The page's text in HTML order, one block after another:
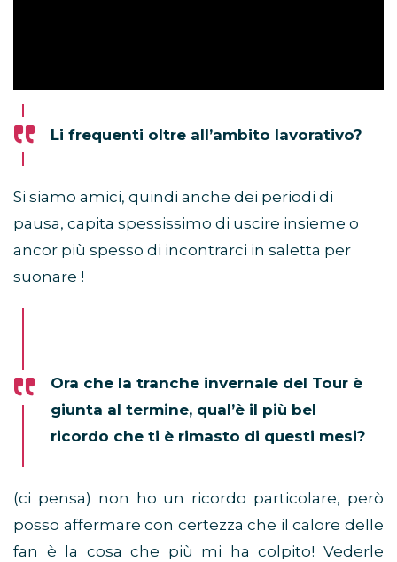
Li frequenti oltre all’ambito lavorativo?
Si siamo amici, quindi anche dei periodi di
pausa, capita spessissimo di uscire insieme o
ancor più spesso di incontrarci in saletta per
suonare !
Ora che la tranche invernale del Tour è
giunta al termine, qual’è il più bel
ricordo che ti è rimasto di questi mesi?
(ci pensa) non ho un ricordo particolare, però
posso affermare con certezza che il calore delle
fan è la cosa che più mi ha colpito! Vederle